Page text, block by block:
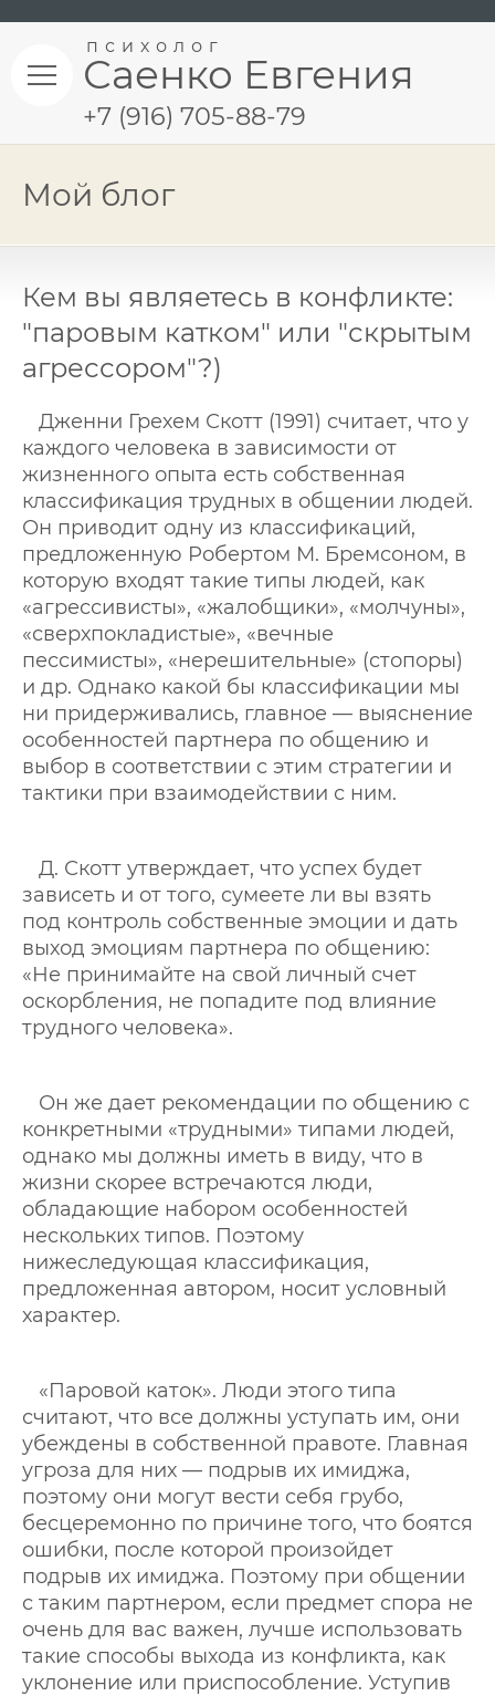
Саенко Евгения
психолог
+7 (916) 705-88-79
Мой блог
Кем вы являетесь в конфликте:
"паровым катком" или "скрытым
агрессором"?)
Дженни Грехем Скотт (1991) считает, что у
каждого человека в зависимости от
жизненного опыта есть собственная
классификация трудных в общении людей.
Он приводит одну из классификаций,
предложенную Робертом М. Бремсоном, в
которую входят такие типы людей, как
«агрессивисты», «жалобщики», «молчуны»,
«сверхпокладистые», «вечные
пессимисты», «нерешительные» (стопоры)
и др. Однако какой бы классификации мы
ни придерживались, главное — выяснение
особенностей партнера по общению и
выбор в соответствии с этим стратегии и
тактики при взаимодействии с ним.
Д. Скотт утверждает, что успех будет
зависеть и от того, сумеете ли вы взять
под контроль собственные эмоции и дать
выход эмоциям партнера по общению:
«Не принимайте на свой личный счет
оскорбления, не попадите под влияние
трудного человека».
Он же дает рекомендации по общению с
конкретными «трудными» типами людей,
однако мы должны иметь в виду, что в
жизни скорее встречаются люди,
обладающие набором особенностей
нескольких типов. Поэтому
нижеследующая классификация,
предложенная автором, носит условный
характер.
«Паровой каток». Люди этого типа
считают, что все должны уступать им, они
убеждены в собственной правоте. Главная
угроза для них — подрыв их имиджа,
поэтому они могут вести себя грубо,
бесцеремонно по причине того, что боятся
ошибки, после которой произойдет
подрыв их имиджа. Поэтому при общении
с таким партнером, если предмет спора не
очень для вас важен, лучше использовать
такие способы выхода из конфликта, как
уклонение или приспособление. Уступив